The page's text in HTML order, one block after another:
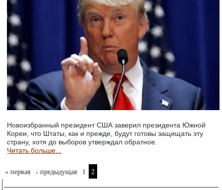
Новоизбранный президент США заверил президента Южной
Кореи, что Штаты, как и прежде, будут готовы защищать эту
страну, хотя до выборов утверждал обратное.
Читать больше...
Страницы
« первая ‹ предыдущая 1 2